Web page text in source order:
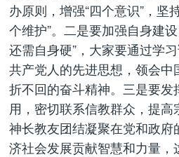
办原则，增强“四个意识”，坚
个维护”。二是要加强自身建
还需自身硬”，大家要通过学
共产党人的先进思想，领会
折不回的奋斗精神。三是要
用，密切联系信教群众，提
神长教友团结凝聚在党和政
济社会发展贡献智慧和力量，